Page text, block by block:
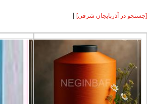
در آذربایجان شرقی] |